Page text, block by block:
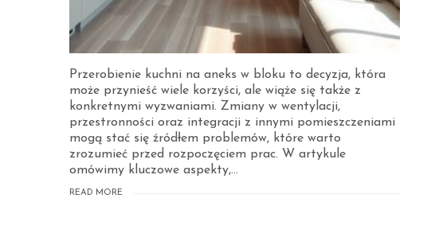
Przerobienie kuchni na aneks w bloku to decyzja, która
może przynieść wiele korzyści, ale wiąże się także z
konkretnymi wyzwaniami. Zmiany w wentylacji,
przestronności oraz integracji z innymi pomieszczeniami
mogą stać się źródłem problemów, które warto
zrozumieć przed rozpoczęciem prac. W artykule
omówimy kluczowe aspekty,...
READ MORE